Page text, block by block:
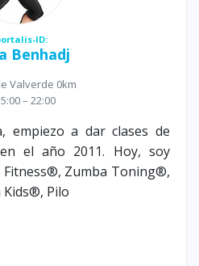
ID:
Benhadj
Valverde 0km
– 22:00
empiezo a dar clases de
el año 2011. Hoy, soy
Zumba Toning®,
Pilo